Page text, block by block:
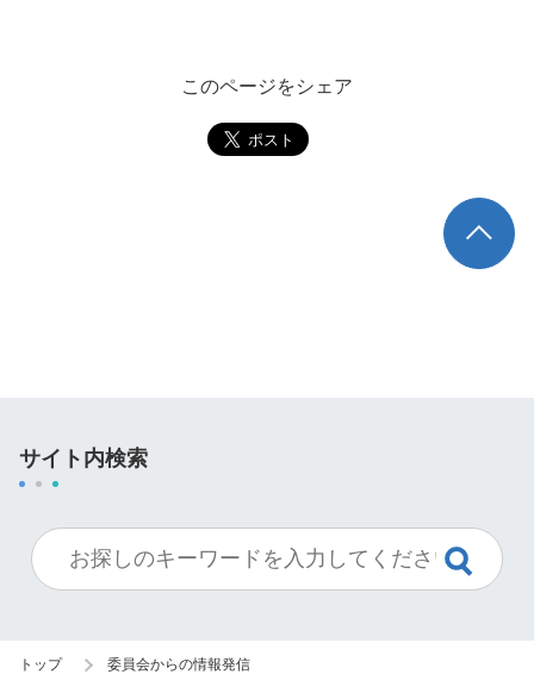
このページをシェア
TOP
サイト内検索
トップ 委員会からの情報発信